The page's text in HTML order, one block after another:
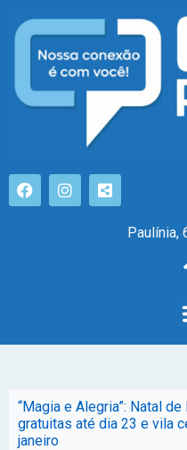
Paulínia,
“Magia e Alegria”: Natal
gratuitas até dia 23 e vila
janeiro